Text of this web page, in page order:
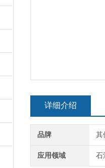
详细介绍
品牌 其
应用领域 石